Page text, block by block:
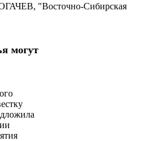
"Восточно-Сибирская
могут